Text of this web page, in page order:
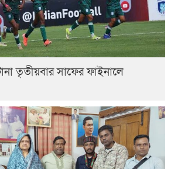
তৃতীয়বার সাফের ফাইনালে